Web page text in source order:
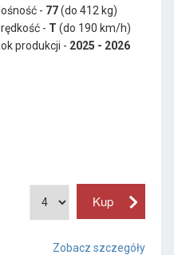
- 77(do 412 kg)
- T (do 190 km/h)
produkcji - 2025 - 2026
Zobacz szczegóły